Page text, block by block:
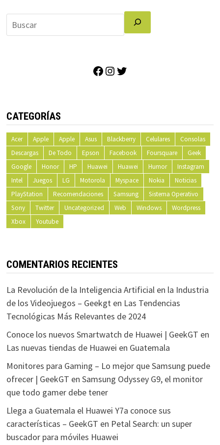
Facebook
Instagram
CATEGORÍAS
Acer Apple Apple Asus Blackberry Celulares
Consolas
Descargas
De Todo Epson Facebook Foursquare
Geek
Google
Honor HP Huawei Huawei Humor
Instagram
Intel
Juegos LG Motorola Myspace Nokia
Noticias
PlayStation
Recomendaciones Samsung
Sistema Operativo
Sony
Twitter Uncategorized Web Windows
Wordpress
Xbox
Youtube
COMENTARIOS RECIENTES
La Revolución de la Inteligencia Artificial en la Industria
de los Videojuegos – Geekgten Las Tendencias
Tecnológicas Más Relevantes de 2024
Conoce los nuevos Smartwatch de Huawei | GeekGT en
Las nuevas tiendas de Huawei en Guatemala
Monitores para Gaming – Lo mejor que Samsung puede
ofrecer | GeekGT en Samsung Odyssey G9, el monitor
que todo gamer debe tener
Llega a Guatemala el Huawei Y7a conoce sus
características – GeekGT en Petal Search: un super
buscador para móviles Huawei